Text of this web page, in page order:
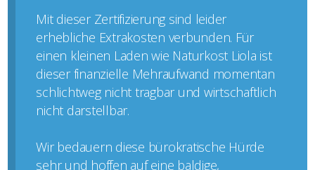
Mit dieser Zertifizierung sind leider
erhebliche Extrakosten verbunden. Für
einen kleinen Laden wie Naturkost Liola ist
dieser finanzielle Mehraufwand momentan
schlichtweg nicht tragbar und wirtschaftlich
nicht darstellbar.
Wir bedauern diese bürokratische Hürde
sehr und hoffen auf eine baldige,